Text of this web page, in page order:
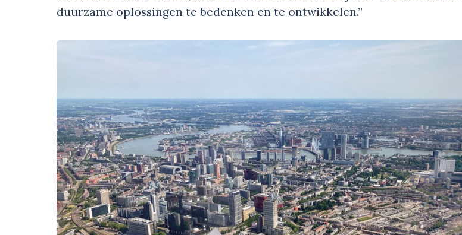
duurzame oplossingen te bedenken en te ontwikkelen.”